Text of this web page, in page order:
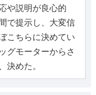
や説明が良心的
で提示し、大変信
こちらに決めてい
グモーターからさ
決めた。